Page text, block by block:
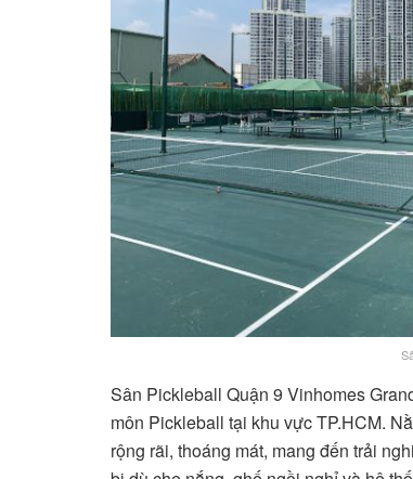
Sân Pickleball Quận 9 Vinhomes
môn Pickleball tại khu vực TP.HCM.
rộng rãi, thoáng mát, mang đến trải